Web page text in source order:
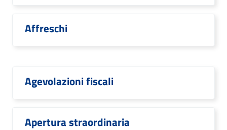
Affreschi
Agevolazioni fiscali
Apertura straordinaria